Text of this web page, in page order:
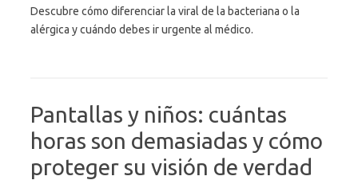
Descubre cómo diferenciar la viral de la bacteriana o la
alérgica y cuándo debes ir urgente al médico.
Pantallas y niños: cuántas
horas son demasiadas y cómo
proteger su visión de verdad